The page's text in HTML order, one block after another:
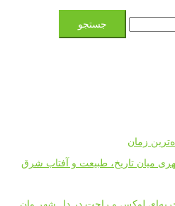
زمان
میان تاریخ، طبیعت و آفتاب شرق